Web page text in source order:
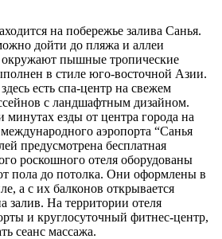
на побережье залива Санья.
дойти до пляжа и аллеи
окружают пышные тропические
в стиле юго-восточной Азии.
есть спа-центр на свежем
с ландшафтным дизайном.
минутах езды от центра города на
аэропорта “Санья
предусмотрена бесплатная
роскошного отеля оборудованы
пола до потолка. Они оформлены в
а с их балконов открывается
залив. На территории отеля
и круглосуточный фитнес-центр,
сеанс массажа.